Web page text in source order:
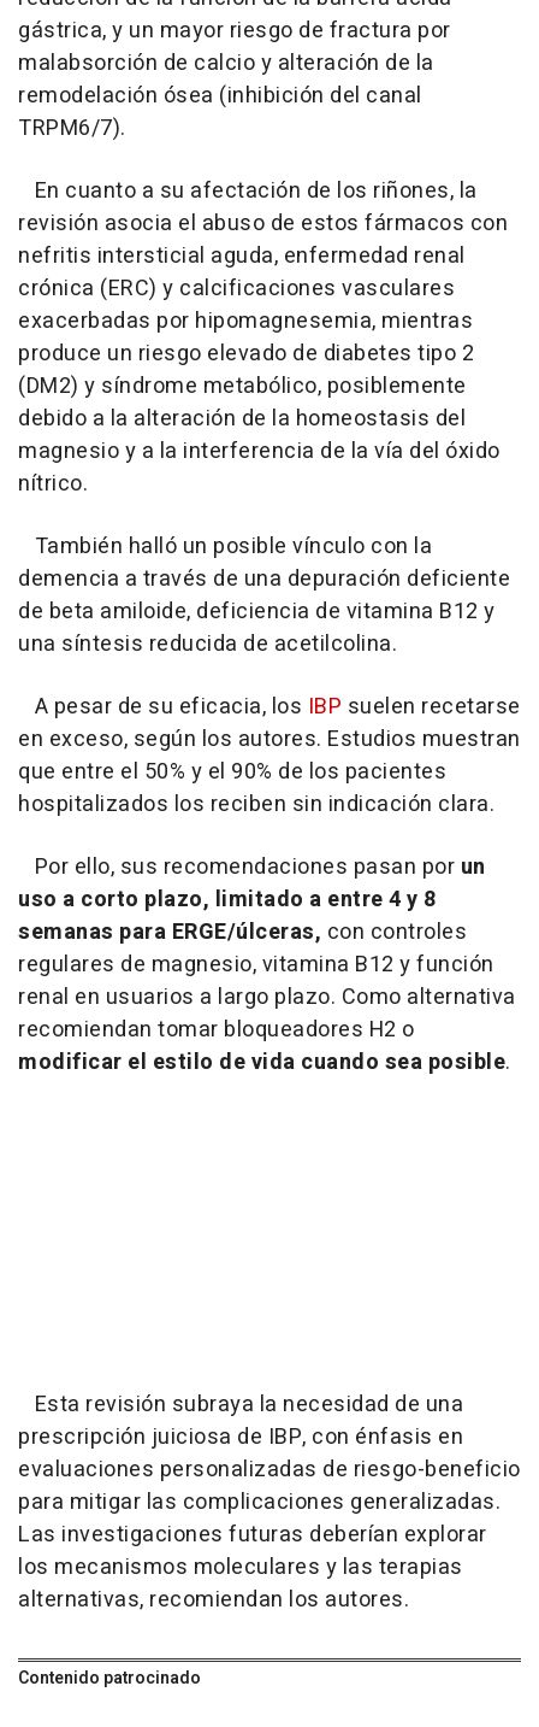
gástrica, y un mayor riesgo de fractura por
malabsorción de calcio y alteración de la
remodelación ósea (inhibición del canal
TRPM6/7).
En cuanto a su afectación de los riñones, la
revisión asocia el abuso de estos fármacos con
nefritis intersticial aguda, enfermedad renal
crónica (ERC) y calcificaciones vasculares
exacerbadas por hipomagnesemia, mientras
produce un riesgo elevado de diabetes tipo 2
(DM2) y síndrome metabólico, posiblemente
debido a la alteración de la homeostasis del
magnesio y a la interferencia de la vía del óxido
nítrico.
También halló un posible vínculo con la
demencia a través de una depuración deficiente
de beta amiloide, deficiencia de vitamina B12 y
una síntesis reducida de acetilcolina.
A pesar de su eficacia, los IBP suelen recetarse
en exceso, según los autores. Estudios muestran
que entre el 50% y el 90% de los pacientes
hospitalizados los reciben sin indicación clara.
Por ello, sus recomendaciones pasan por un
uso a corto plazo, limitado a entre 4 y 8
semanas para ERGE/úlceras, con controles
regulares de magnesio, vitamina B12 y función
renal en usuarios a largo plazo. Como alternativa
recomiendan tomar bloqueadores H2 o
modificar el estilo de vida cuando sea posible.
Esta revisión subraya la necesidad de una
prescripción juiciosa de IBP, con énfasis en
evaluaciones personalizadas de riesgo-beneficio
para mitigar las complicaciones generalizadas.
Las investigaciones futuras deberían explorar
los mecanismos moleculares y las terapias
alternativas, recomiendan los autores.
Contenido patrocinado